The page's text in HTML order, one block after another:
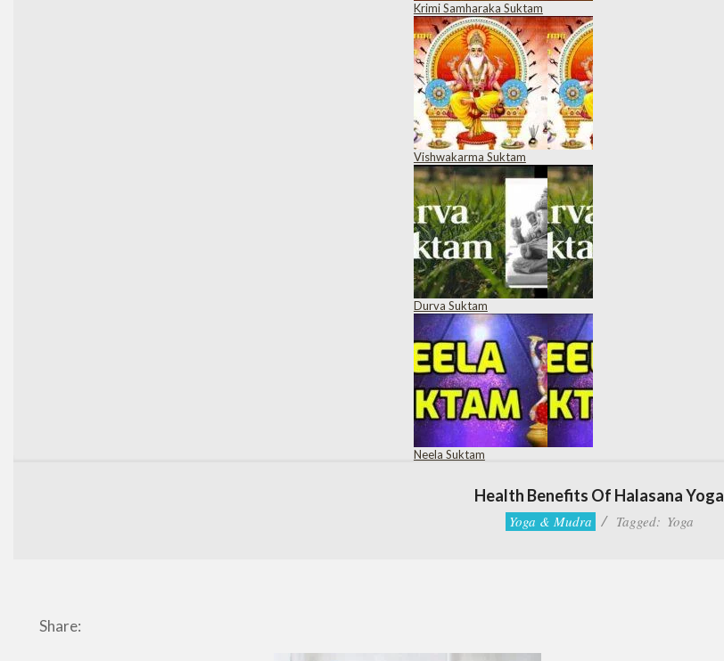
Krimi Samharaka Suktam
Vishwakarma Suktam
Durva Suktam
Neela Suktam
Health Benefits Of Halasana Yoga
Yoga & Mudra Tagged: Yoga
Share: